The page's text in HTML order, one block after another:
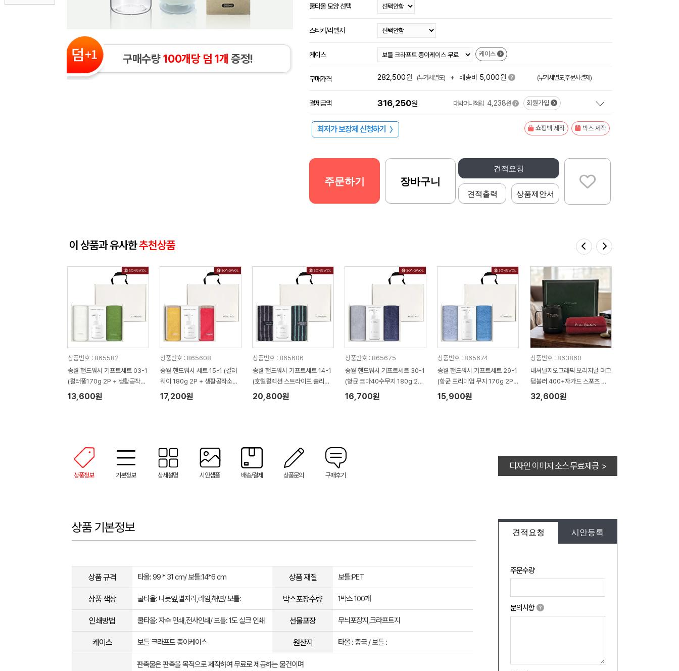
구매수량100개당 덤 1개 증정!
쿨타올 모양 선택
스티커/라벨지
케이스 케이스
구매가격 282,500원 (부가세별도) + 배송비 5,000원 (부가세별도,주문시결제)
결제금액 316,250원 대박머니적립 4,238원 회원가입
최저가 보장제 신청하기 〉 쇼핑백 제작 박스 제작
견적요청
견적출력 상품제안서
주문하기 장바구니
이 상품과 유사한추천상품
상품번호 : 865582
송월 핸드워시 기프트세트 03-1
(컬러풀170g 2P + 생활공작소
250ml 1P)
13,600원
상품번호 : 865608
송월 핸드워시 세트 15-1 (컬러
웨이 180g 2P + 생활공작소25
0ml 1P)
17,200원
상품번호 : 865606
송월 핸드워시 기프트세트 14-1
(호텔컬렉션 스트라이프 솔리드
44 220g 2P + 생활공작소25
0ml 1P)
20,800원
상품번호 : 865675
송월 핸드워시 기프트세트 30-1
(항균 코마40수무지 180g 2P
+ 생활공작소500ml 1P)
16,700원
상품번호 : 865674
송월 핸드워시 기프트세트 29-1
(항균 프리미엄 무지 170g 2P
+ 생활공작소500ml 1P)
15,900원
상품번호 : 863860
내셔널지오그래픽 오리지날 머그
텀블러 400+자가드 스포츠 수
건 타올 텀블러세트 NL06
32,600원
상품정보 기본정보 상세설명 시안샘플 배송/결제 상품문의 구매후기
디자인 이미지 소스 무료제공 >
견적요청 시안등록
주문수량
문의사항
상품 기본정보
상품 규격 타올: 99 * 31 cm/ 보틀:14*6 cm 상품 재질 보틀:PET
상품 색상 쿨타올: 나뭇잎,별자리,라임,해변/ 보틀: 박스포장수량 1박스 100개
인쇄방법 쿨타올: 자수 인쇄,전사인쇄/ 보틀: 1도 실크 인쇄 선물포장 무늬포장지,크라프트지
케이스 보틀 크라프트 종이케이스 원산지 타올 : 중국 / 보틀 :
판촉물은 판촉을 목적으로 제작하여 무료로 제공하는 물건이며